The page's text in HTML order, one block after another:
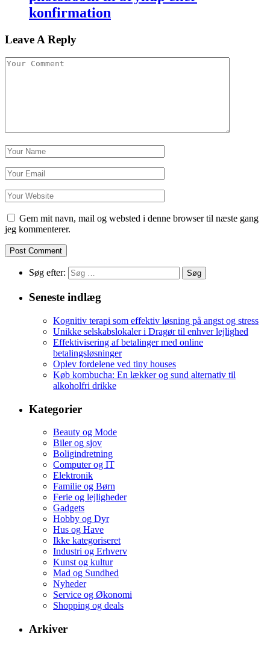
konfirmation
Leave A Reply
Gem mit navn, mail og websted i denne browser til næste gang
jeg kommenterer.
Søg efter:
Seneste indlæg
Kognitiv terapi som effektiv løsning på angst og stress
Unikke selskabslokaler i Dragør til enhver lejlighed
Effektivisering af betalinger med online
betalingsløsninger
Oplev fordelene ved tiny houses
Køb kombucha: En lækker og sund alternativ til
alkoholfri drikke
Kategorier
Beauty og Mode
Biler og sjov
Boligindretning
Computer og IT
Elektronik
Familie og Børn
Ferie og lejligheder
Gadgets
Hobby og Dyr
Hus og Have
Ikke kategoriseret
Industri og Erhverv
Kunst og kultur
Mad og Sundhed
Nyheder
Service og Økonomi
Shopping og deals
Arkiver